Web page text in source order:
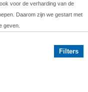
voor de verharding van de
Daarom zijn we gestart met
geven.
Filters